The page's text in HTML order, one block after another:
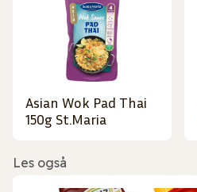
Asian Wok Pad Thai
150g St.Maria
Les også